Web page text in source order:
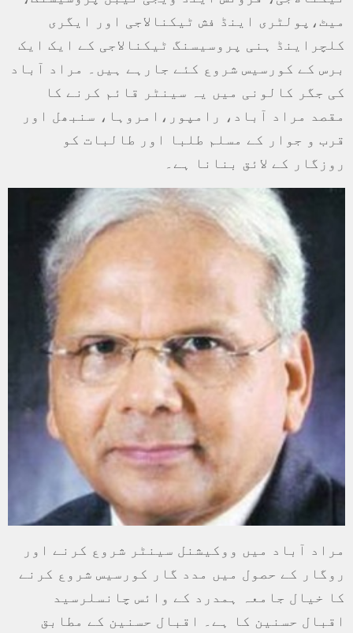
میٹ،پولٹری اینڈ فش ٹیکنالاجی اور ایگری
کلچراینڈ ہنی پروسیسنگ ٹیکنالاجی کے ایک ایک
برس کے کورسیس شروع کئے جارہے ہیں۔ مراد آباد
کی جگر کالونی میں یہ سینٹر قائم کرنے کا
مقصد مراد آباد، رامپور،امروہا، سنبھل اور
قرب و جوار کے مسلم طلبا اور طالبات کو
روزگار کے لائق بنانا ہے۔
مراد آباد میں ووکیشنل سینٹر شروع کرنے اور
روگار کے حصول میں مدد گار کورسیس شروع کرنے
کا خیال جامعہ ہمدرد کے وائس چانسلرسید
اقبال حسنین کا ہے۔ اقبال حسنین کے مطابق